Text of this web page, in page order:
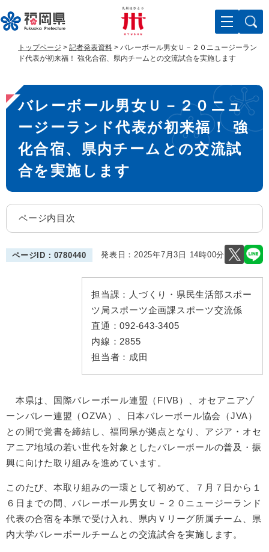
ー
ジ
す
。
ニ
ュ
し
て
トップページ > 記者発表資料 > バレーボール男女Ｕ－２０ニュージーラン
ド代表が初来福！ 強化合宿、県内チームとの交流試合を実施します
本
文
バレーボール男女Ｕ－２０ニュ
ージーランド代表が初来福！ 強
化合宿、県内チームとの交流試
合を実施します
ページ内目次
ページID：0780440 発表日： 2025年7月3日 14時00分
担当課： 人づくり・県民生活部スポー
ツ局スポーツ企画課スポーツ交流係
直通：092-643-3405
内線： 2855
担当者： 成田
​ 本県は、国際バレーボール連盟（FIVB）、オセアニアゾ
ーンバレー連盟（OZVA）、日本バレーボール協会（JVA）
との間で覚書を締結し、福岡県が拠点となり、アジア・オセ
アニア地域の若い世代を対象としたバレーボールの普及・振
興に向けた取り組みを進めています。
このたび、本取り組みの一環として初めて、７月７日から１
６日までの間、バレーボール男女Ｕ－２０ニュージーランド
代表の合宿を本県で受け入れ、県内Ｖリーグ所属チーム、県
内大学バレーボールチームとの交流試合を実施します。